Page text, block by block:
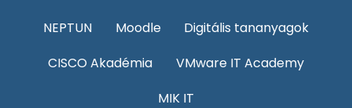
NEPTUN Moodle
Digitális tananyagok
CISCO Akadémia
VMware IT Academy
MIK IT